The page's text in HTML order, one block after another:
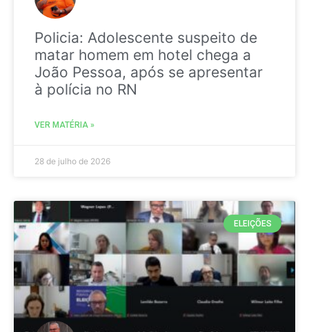
Policia: Adolescente suspeito de
matar homem em hotel chega a
João Pessoa, após se apresentar
à polícia no RN
VER MATÉRIA »
28 de julho de 2026
ELEIÇÕES